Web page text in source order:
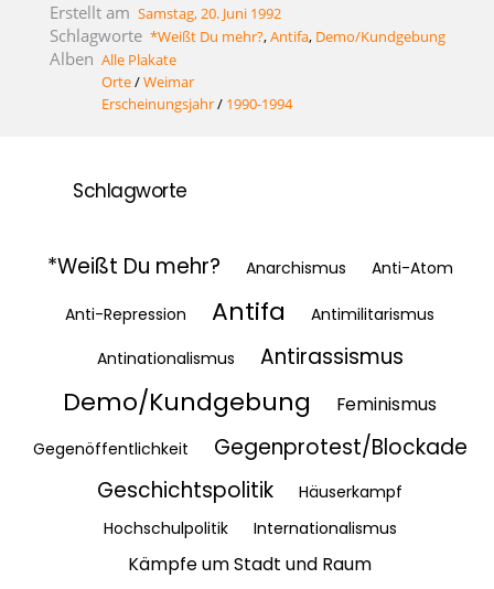
Erstellt am Samstag, 20. Juni 1992
Schlagworte *Weißt Du mehr?,Antifa, Demo/Kundgebung
Alben Alle Plakate
Orte/Weimar
Erscheinungsjahr/ 1990-1994
Schlagworte
*Weißt Du mehr? Anarchismus Anti-Atom
Anti-Repression Antifa
Antimilitarismus
Antinationalismus
Antirassismus
Demo/Kundgebung Feminismus
Gegenöffentlichkeit
Gegenprotest/Blockade
Geschichtspolitik
Häuserkampf
Hochschulpolitik
Internationalismus
Kämpfe um Stadt und Raum